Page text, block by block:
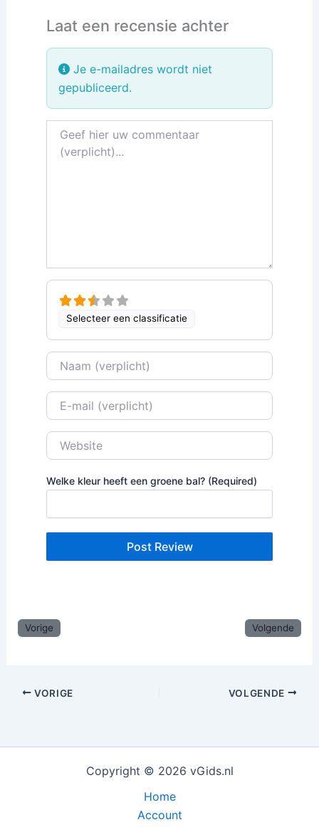
Laat een recensie achter
Je e-mailadres wordt niet
gepubliceerd.
Recensietekst
Selecteer een classificatie
Naam
E-mail
Website
Welke kleur heeft een groene bal? (Required)
Vorige Volgende
VORIGE VOLGENDE
Copyright © 2026 vGids.nl
Home
Account